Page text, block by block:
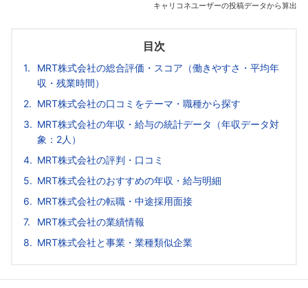
キャリコネユーザーの投稿データから算出
目次
MRT株式会社の総合評価・スコア（働きやすさ・平均年
収・残業時間）
MRT株式会社の口コミをテーマ・職種から探す
MRT株式会社の年収・給与の統計データ（年収データ対
象：2人）
MRT株式会社の評判・口コミ
MRT株式会社のおすすめの年収・給与明細
MRT株式会社の転職・中途採用面接
MRT株式会社の業績情報
MRT株式会社と事業・業種類似企業